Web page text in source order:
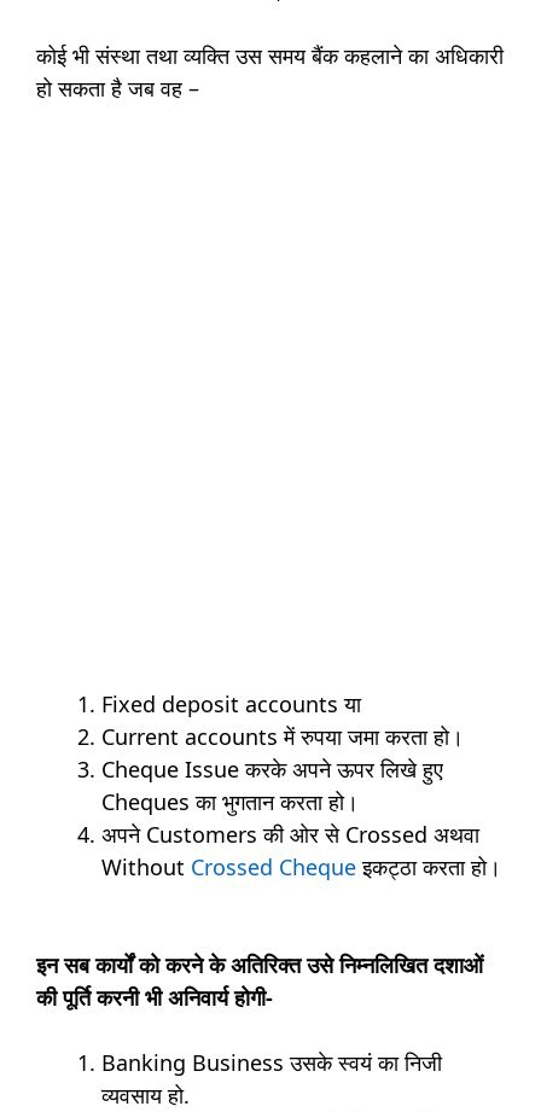
कोई भी संस्था तथा व्यक्ति उस समय बैंक कहलाने का अधिकारी
हो सकता है जब वह –
Fixed deposit accounts या
Current accounts में रुपया जमा करता हो।
Cheque Issue करके अपने ऊपर लिखे हुए
Cheques का भुगतान करता हो।
अपने Customers की ओर से Crossed अथवा
Without Crossed Chequeइकट्ठा करता हो।
इन सब कार्यों को करने के अतिरिक्त उसे निम्नलिखित दशाओं
की पूर्ति करनी भी अनिवार्य होगी-
Banking Business उसके स्वयं का निजी
व्यवसाय हो.